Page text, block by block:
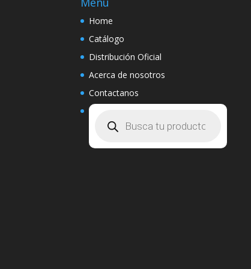
Home
Catálogo
Distribución Oficial
Acerca de nosotros
Contactanos